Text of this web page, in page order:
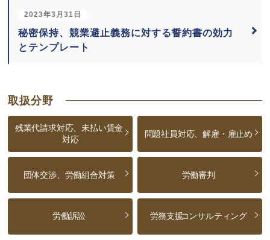
2023年3月31日
秘密保持、競業避止義務に対する誓約書の効力
とテンプレート
取扱分野
残業代請求対応、未払い賃金
対応
問題社員対応、解雇・雇止め
団体交渉、労働組合対策 労働審判
労働訴訟 労務支援コンサルティング